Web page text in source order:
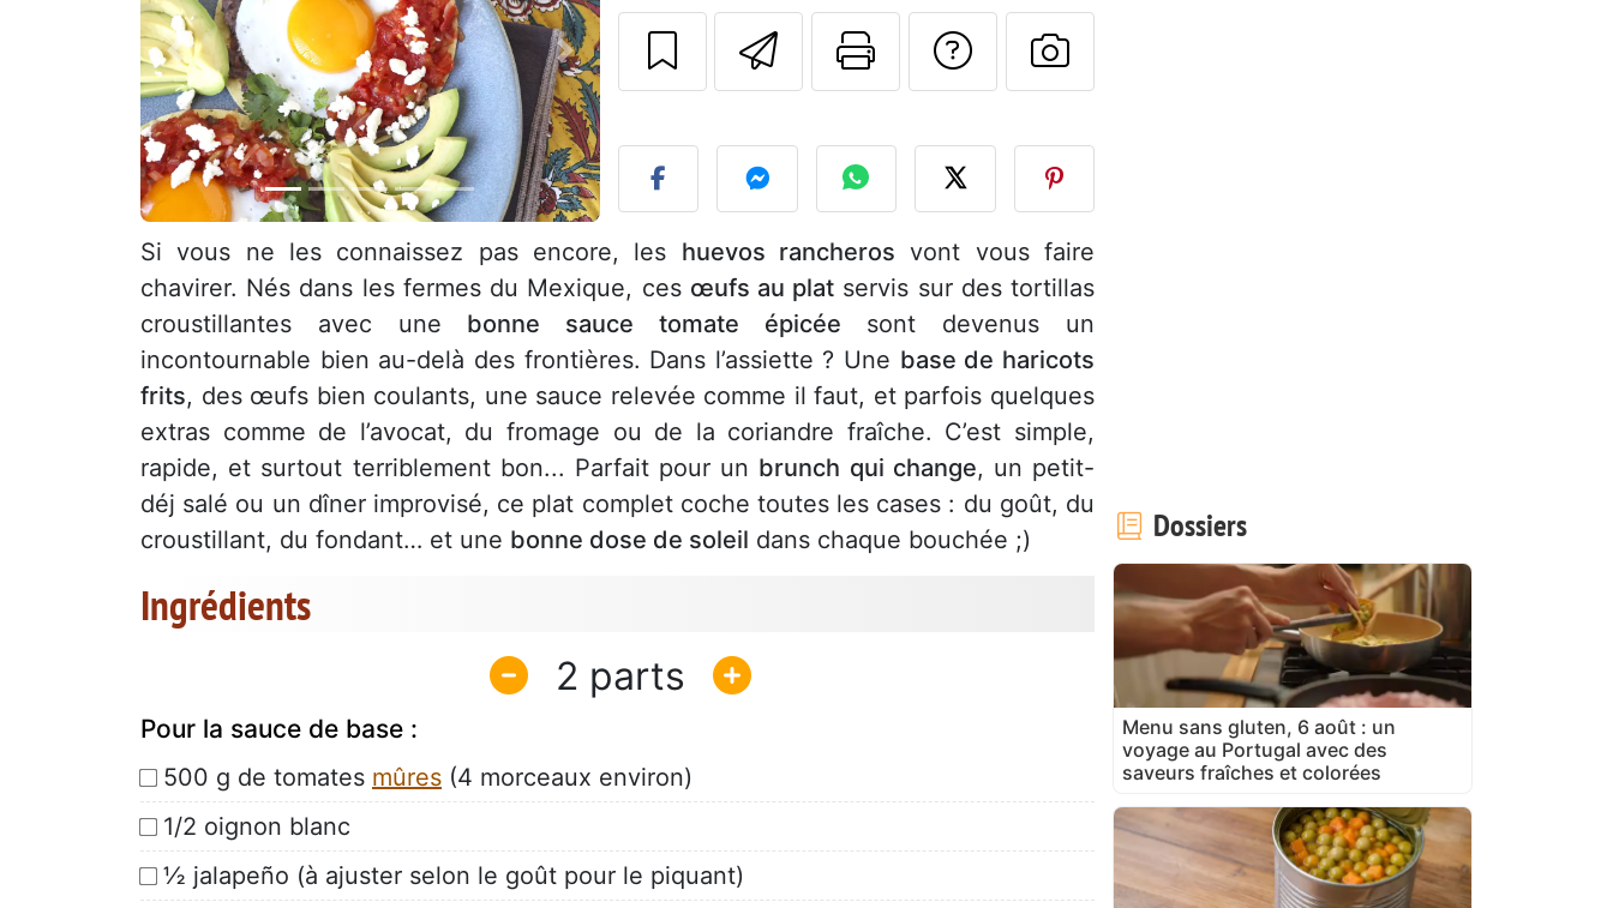
Précédent Suivant Envoyer cette recette à un ami
Imprimer cette page
Poser une question à l'auteur
Publier votre photo de cette
Si vous ne les connaissez pas encore, les huevos rancheros vont vous faire
chavirer. Nés dans les fermes du Mexique, ces œufs au plat servis sur des tortillas
croustillantes avec une bonne sauce tomate épicée sont devenus un
incontournable bien au-delà des frontières. Dans l’assiette ? Une base de haricots
frits, des œufs bien coulants, une sauce relevée comme il faut, et parfois quelques
extras comme de l’avocat, du fromage ou de la coriandre fraîche. C’est simple,
rapide, et surtout terriblement bon... Parfait pour un brunch qui change, un petit-
déj salé ou un dîner improvisé, ce plat complet coche toutes les cases : du goût, du
croustillant, du fondant… et une bonne dose de soleil dans chaque bouchée ;)
Ingrédients
2
Pour la sauce de base :
500 g de tomates mûres (4 morceaux environ)
1/2 oignon blanc
½ jalapeño (à ajuster selon le goût pour le piquant)
Dossiers
Menu sans gluten, 6 août : un
voyage au Portugal avec des
saveurs fraîches et colorées